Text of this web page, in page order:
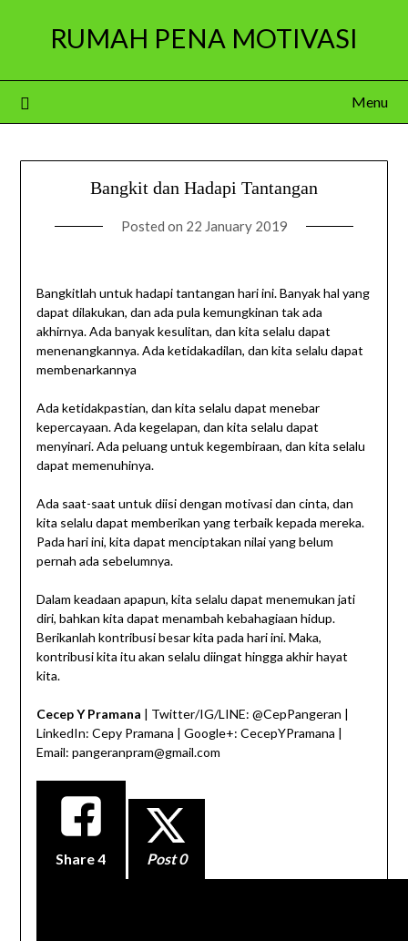
RUMAH PENA MOTIVASI
Menu
Bangkit dan Hadapi Tantangan
Posted on 22 January 2019
Bangkitlah untuk hadapi tantangan hari ini. Banyak hal yang
dapat dilakukan, dan ada pula kemungkinan tak ada
akhirnya. Ada banyak kesulitan, dan kita selalu dapat
menenangkannya. Ada ketidakadilan, dan kita selalu dapat
membenarkannya
Ada ketidakpastian, dan kita selalu dapat menebar
kepercayaan. Ada kegelapan, dan kita selalu dapat
menyinari. Ada peluang untuk kegembiraan, dan kita selalu
dapat memenuhinya.
Ada saat-saat untuk diisi dengan motivasi dan cinta, dan
kita selalu dapat memberikan yang terbaik kepada mereka.
Pada hari ini, kita dapat menciptakan nilai yang belum
pernah ada sebelumnya.
Dalam keadaan apapun, kita selalu dapat menemukan jati
diri, bahkan kita dapat menambah kebahagiaan hidup.
Berikanlah kontribusi besar kita pada hari ini. Maka,
kontribusi kita itu akan selalu diingat hingga akhir hayat
kita.
Cecep Y Pramana | Twitter/IG/LINE: @CepPangeran |
LinkedIn: Cepy Pramana | Google+: CecepYPramana |
Email: pangeranpram@gmail.com
Share4 Post 0